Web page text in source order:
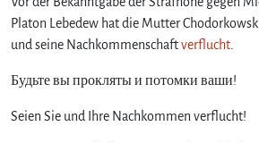
n
s
Platon Lebedew hat die Mutter
und seine Nachkommenschaftverflucht
Будьте вы прокляты и потомки ваши!
Seien Sie und Ihre Nachkommen verflucht!